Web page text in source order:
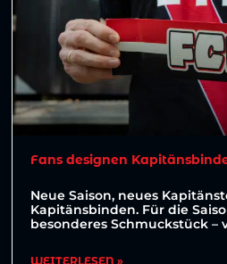
Fans designen
Neue Saison, neues
Kapitänsbinden. Für die
besonderes Schmuckstück –
WEITERLESEN »